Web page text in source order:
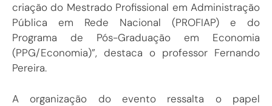
criação do Mestrado Profissional em Administração
Pública em Rede Nacional (PROFIAP) e do
Programa de Pós-Graduação em Economia
(PPG/Economia)”, destaca o professor Fernando
Pereira.
A organização do evento ressalta o papel